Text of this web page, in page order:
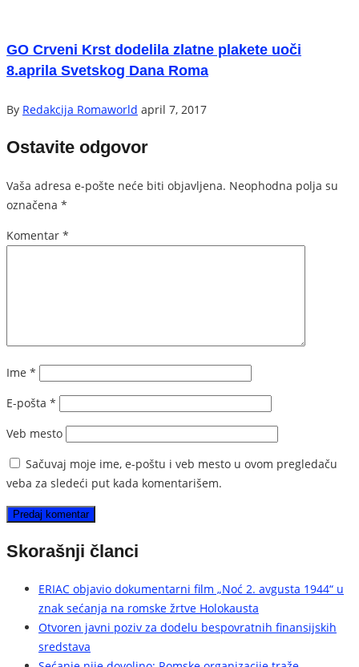
GO Crveni Krst dodelila zlatne plakete uoči
8.aprila Svetskog Dana Roma
By Redakcija Romaworld april 7, 2017
Ostavite odgovor
Vaša adresa e-pošte neće biti objavljena. Neophodna polja su
označena *
Komentar *
Ime *
E-pošta *
Veb mesto
Sačuvaj moje ime, e-poštu i veb mesto u ovom pregledaču
veba za sledeći put kada komentarišem.
Skorašnji članci
ERIAC objavio dokumentarni film „Noć 2. avgusta 1944“ u
znak sećanja na romske žrtve Holokausta
Otvoren javni poziv za dodelu bespovratnih finansijskih
sredstava